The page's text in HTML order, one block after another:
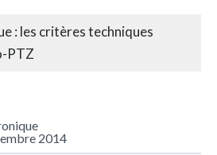
: les critères techniques
PTZ
2014